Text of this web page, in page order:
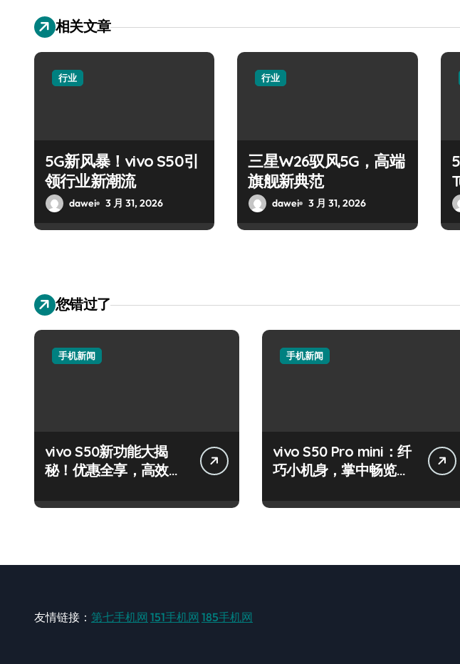
相关文章
行业
5G新风暴！vivo S50引
领行业新潮流
dawei 3 月 31, 2026
行业
三星W26驭风5G，高端
旗舰新典范
dawei 3 月 31, 2026
您错过了
手机新闻
vivo S50新功能大揭
秘！优惠全享，高效玩
手机新闻
vivo S50 Pro mini：纤
巧小机身，掌中畅览海
友情链接： 第七手机网 151手机网 185手机网